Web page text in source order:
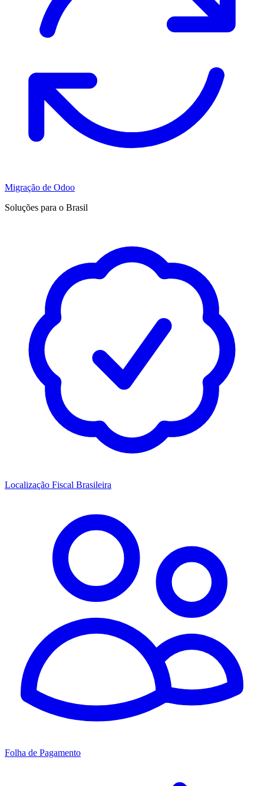
Migração de Odoo
Soluções para o Brasil
Localização Fiscal Brasileira
Folha de Pagamento